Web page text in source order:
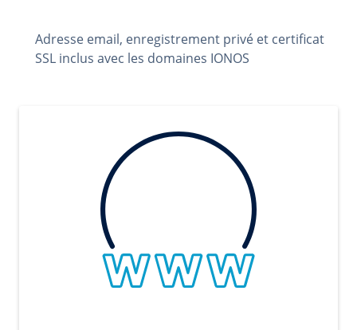
Adresse email, enregistrement privé et certificat
SSL inclus avec les domaines IONOS